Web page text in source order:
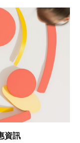
資訊